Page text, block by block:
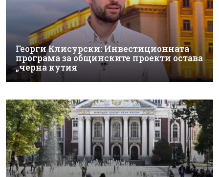
Георги Клисурски: Инвестиционната
програма за общинските проекти остава
„черна кутия